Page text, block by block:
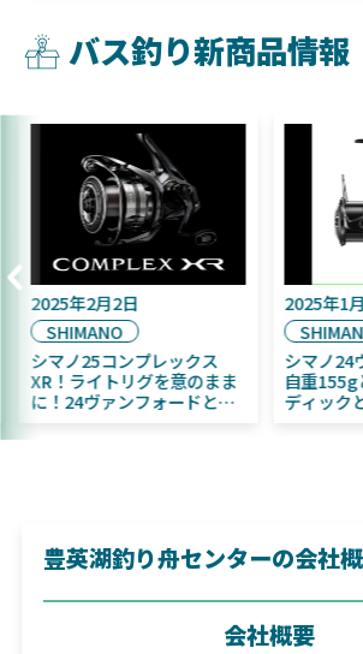
バス釣り新商品情報
2025年9月16日
DAIWA
2025年11月発売予定！
DAIWA ふく魚／ちびふく魚
はビッグベイト初心者にお
2025年2
シマノ25
XR！ラ
に！24ヴ
豊英湖釣り舟センターの会社
会社概要